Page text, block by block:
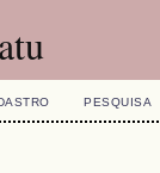
PESQUISA